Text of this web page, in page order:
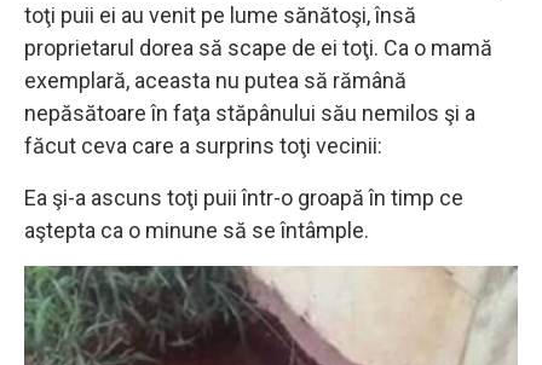
toţi puii ei au venit pe lume sănătoşi, însă
proprietarul dorea să scape de ei toţi. Ca o mamă
exemplară, aceasta nu putea să rămână
nepăsătoare în faţa stăpânului său nemilos şi a
făcut ceva care a surprins toţi vecinii:
Ea şi-a ascuns toţi puii într-o groapă în timp ce
aştepta ca o minune să se întâmple.